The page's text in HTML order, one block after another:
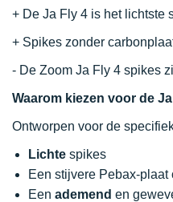
+ De Ja Fly 4 is het lichtste
+ Spikes zonder
- De Zoom Ja Fly 4 spikes
Waarom kiezen voor de
Ontworpen voor de
Lichte spikes
Een stijvere Pebax-
Een ademend en